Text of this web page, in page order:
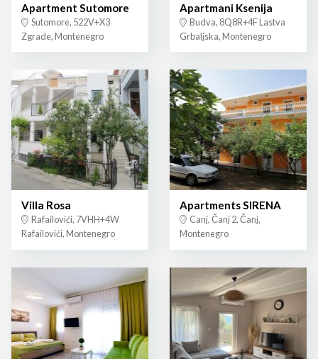
Apartment Sutomore
Sutomore, 522V+X3
Zgrade, Montenegro
Apartmani Ksenija
Budva, 8Q8R+4F Lastva
Grbaljska, Montenegro
Villa Rosa
Rafailovići, 7VHH+4W
Rafailovići, Montenegro
Apartments SIRENA
Canj, Čanj 2, Čanj,
Montenegro